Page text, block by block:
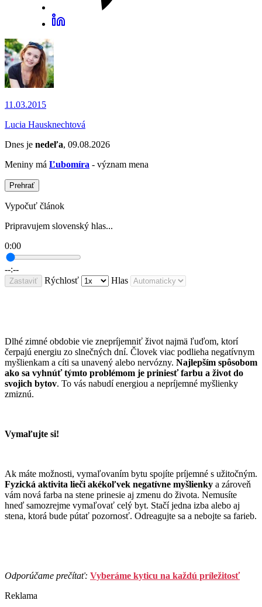
11.03.2015
Lucia Hausknechtová
Dnes je nedeľa, 09.08.2026
Meniny má Ľubomíra - význam mena
Prehrať
Vypočuť článok
Pripravujem slovenský hlas...
0:00
--:--
Zastaviť Rýchlosť Hlas
Dlhé zimné obdobie vie znepríjemniť život najmä ľuďom, ktorí
čerpajú energiu zo slnečných dní. Človek viac podlieha negatívnym
myšlienkam a cíti sa unavený alebo nervózny. Najlepším spôsobom
ako sa vyhnúť týmto problémom je priniesť farbu a život do
svojich bytov. To vás nabudí energiou a nepríjemné myšlienky
zmiznú.
Vymaľujte si!
Ak máte možnosti, vymaľovaním bytu spojíte príjemné s užitočným.
Fyzická aktivita lieči akékoľvek negatívne myšlienky a zároveň
vám nová farba na stene prinesie aj zmenu do života. Nemusíte
hneď samozrejme vymaľovať celý byt. Stačí jedna izba alebo aj
stena, ktorá bude pútať pozornosť. Odreagujte sa a nebojte sa farieb.
Odporúčame prečítať: Vyberáme kyticu na každú príležitosť
Reklama